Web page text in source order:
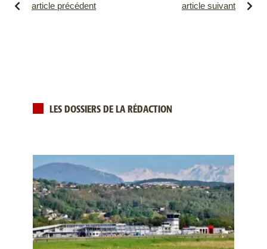
article précédent article suivant
LES DOSSIERS DE LA RÉDACTION